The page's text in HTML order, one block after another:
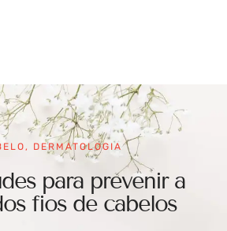
, DERMATOLOGIA
para prevenir a
fios de cabelos